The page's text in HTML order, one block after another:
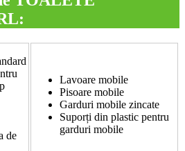
de
Lavoare mobile
Pisoare mobile
Garduri mobile zincate
Suporți din plastic pentru
garduri mobile